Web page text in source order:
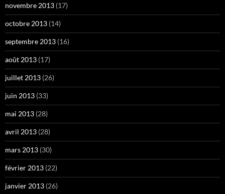
novembre 2013 (17)
octobre 2013 (14)
septembre 2013 (16)
août 2013 (17)
juillet 2013 (26)
juin 2013 (33)
mai 2013 (28)
avril 2013 (28)
mars 2013 (30)
février 2013 (22)
janvier 2013 (26)